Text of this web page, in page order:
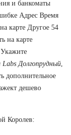
и банкоматы
Адрес Время
карте Другое 54
на карте
Долгопрудный,
дополнительное
дешево
Королев: